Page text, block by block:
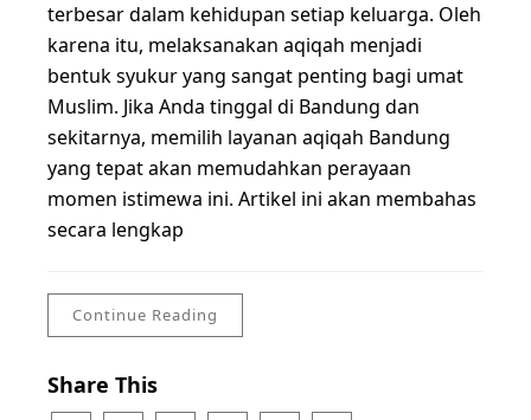
terbesar dalam kehidupan setiap keluarga. Oleh
karena itu, melaksanakan aqiqah menjadi
bentuk syukur yang sangat penting bagi umat
Muslim. Jika Anda tinggal di Bandung dan
sekitarnya, memilih layanan aqiqah Bandung
yang tepat akan memudahkan perayaan
momen istimewa ini. Artikel ini akan membahas
secara lengkap
Continue Reading
Share This